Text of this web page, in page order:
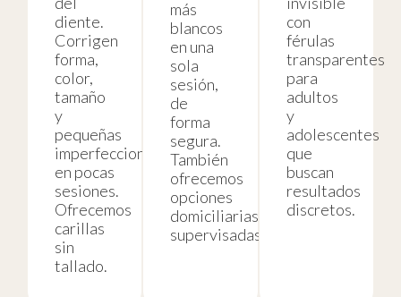
diente.
Corrigen
forma,
color,
tamaño
y
pequeñas
imperfecciones
en pocas
sesiones.
Ofrecemos
carillas
sin
tallado.
más
blancos
en una
sola
sesión,
de
forma
segura.
También
ofrecemos
opciones
domiciliarias
supervisadas.
con
férulas
transparentes
para
adultos
y
adolescentes
que
buscan
resultados
discretos.